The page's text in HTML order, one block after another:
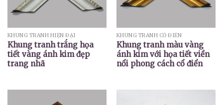
KHUNG TRANH HIỆN ĐẠI
Khung tranh trắng họa
tiết vàng ánh kim đẹp
trang nhã
KHUNG TRANH CỔ ĐIỂN
Khung tranh màu vàng
ánh kim với họa tiết viền
nổi phong cách cổ điển